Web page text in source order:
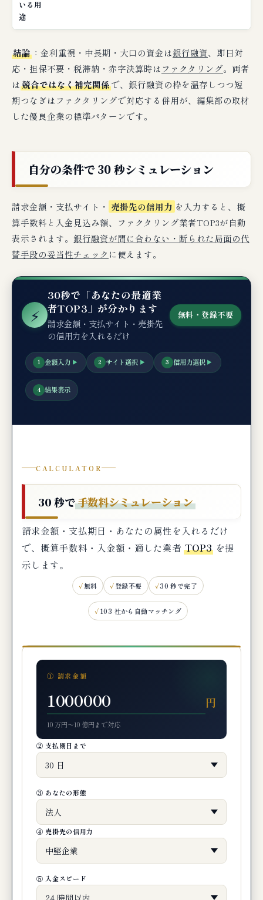
効
④ IT・ソフトウェア業：銀行融資メイン
⑤ 飲食業：銀行融資NGならファクタリング
⑥ 医療・介護：診療報酬ファクタリングが王
道
⑦ 小売・卸売：商社経由売掛で3社間有利
銀行融資を組み合わせる5パターン
パターン②：信用情報温存期間のファクタリン
グ、安定後の銀行融資
パターン③：銀行融資はメイン、ファクタリン
グはセーフティネット
料急騰時はファクタリング
パターン⑤：季節変動対応（繁忙期はファクタ
リング、閑散期は銀行融資）
【完全網羅】ファクタリングと銀行融資の
意思決定フローチャート
申込から入金までの 4 ステップ詳細フロー
グの5軸スコア
融資 vs ファクタリングの実態）
👍 銀行融資の良い口コミ
👎 銀行融資の悪い口コミ
👍 ファクタリングの良い口コミ
👎 ファクタリングの悪い口コミ
🔍 「銀行融資 ファクタリング 違い」「融資
断られた」の検索意図に応える
「銀行融資 ファクタリング 違い」の検索意図
「融資 断られた」の検索意図への回答
「ファクタリング メリット」の検索意図への
回答
編集部が率直に指摘する銀行融資・ファク
タリングの懸念点
銀行融資の懸念点
ファクタリングの懸念点
銀行融資・ファクタリングの関連業者レビ
まとめ：ファクタリングと銀行融資の使い
分け 3 つの鉄則
編集部の最終判断：銀行融資とファクタリ
ングはこう使い分ける
いる用
途
結論 ：金利重視・中長期・大口の資金は銀行融資、即日対
応・担保不要・税滞納・赤字決算時は ファクタリング。両者
は競合ではなく補完関係で、銀行融資の枠を温存しつつ短
期つなぎはファクタリングで対応する併用が、編集部の取材
した優良企業の標準パターンです。
自分の条件で 30 秒シミュレーション
請求金額・支払サイト・ 売掛先の信用力 を入力すると、概
算手数料と入金見込み額、ファクタリング業者TOP3が自動
表示されます。 銀行融資が間に合わない・断られた局面の代
替手段の妥当性チェック に使えます。
⚡
30秒で「あなたの最適業
者TOP3」が分かります
請求金額・支払サイト・売掛先
の信用力を入れるだけ
無料・登録不要
1 金額入力 ▶ 2 サイト選択 ▶ 3 信用力選択 ▶
4 結果表示
CALCULATOR
30 秒で手数料シミュレーション
請求金額・支払期日・あなたの属性を入れるだけ
で、概算手数料・入金額・適した業者 TOP3 を提
示します。
無料 登録不要 30 秒で完了
103 社から自動マッチング
① 請求金額
円
10 万円〜10 億円まで対応
② 支払期日まで
③ あなたの形態
④ 売掛先の信用力
⑤ 入金スピード